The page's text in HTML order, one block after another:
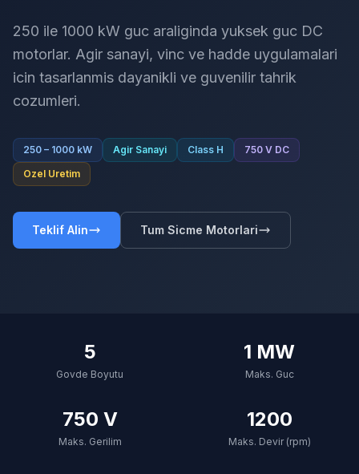
250 ile 1000 kW guc araliginda yuksek guc DC
motorlar. Agir sanayi, vinc ve hadde uygulamalari
icin tasarlanmis dayanikli ve guvenilir tahrik
cozumleri.
250 – 1000 kW Agir Sanayi Class H
750 V DC
Ozel Uretim
Teklif Alin Tum Sicme Motorlari
5
Govde Boyutu
1 MW
Maks. Guc
750 V
Maks. Gerilim
1200
Maks. Devir (rpm)